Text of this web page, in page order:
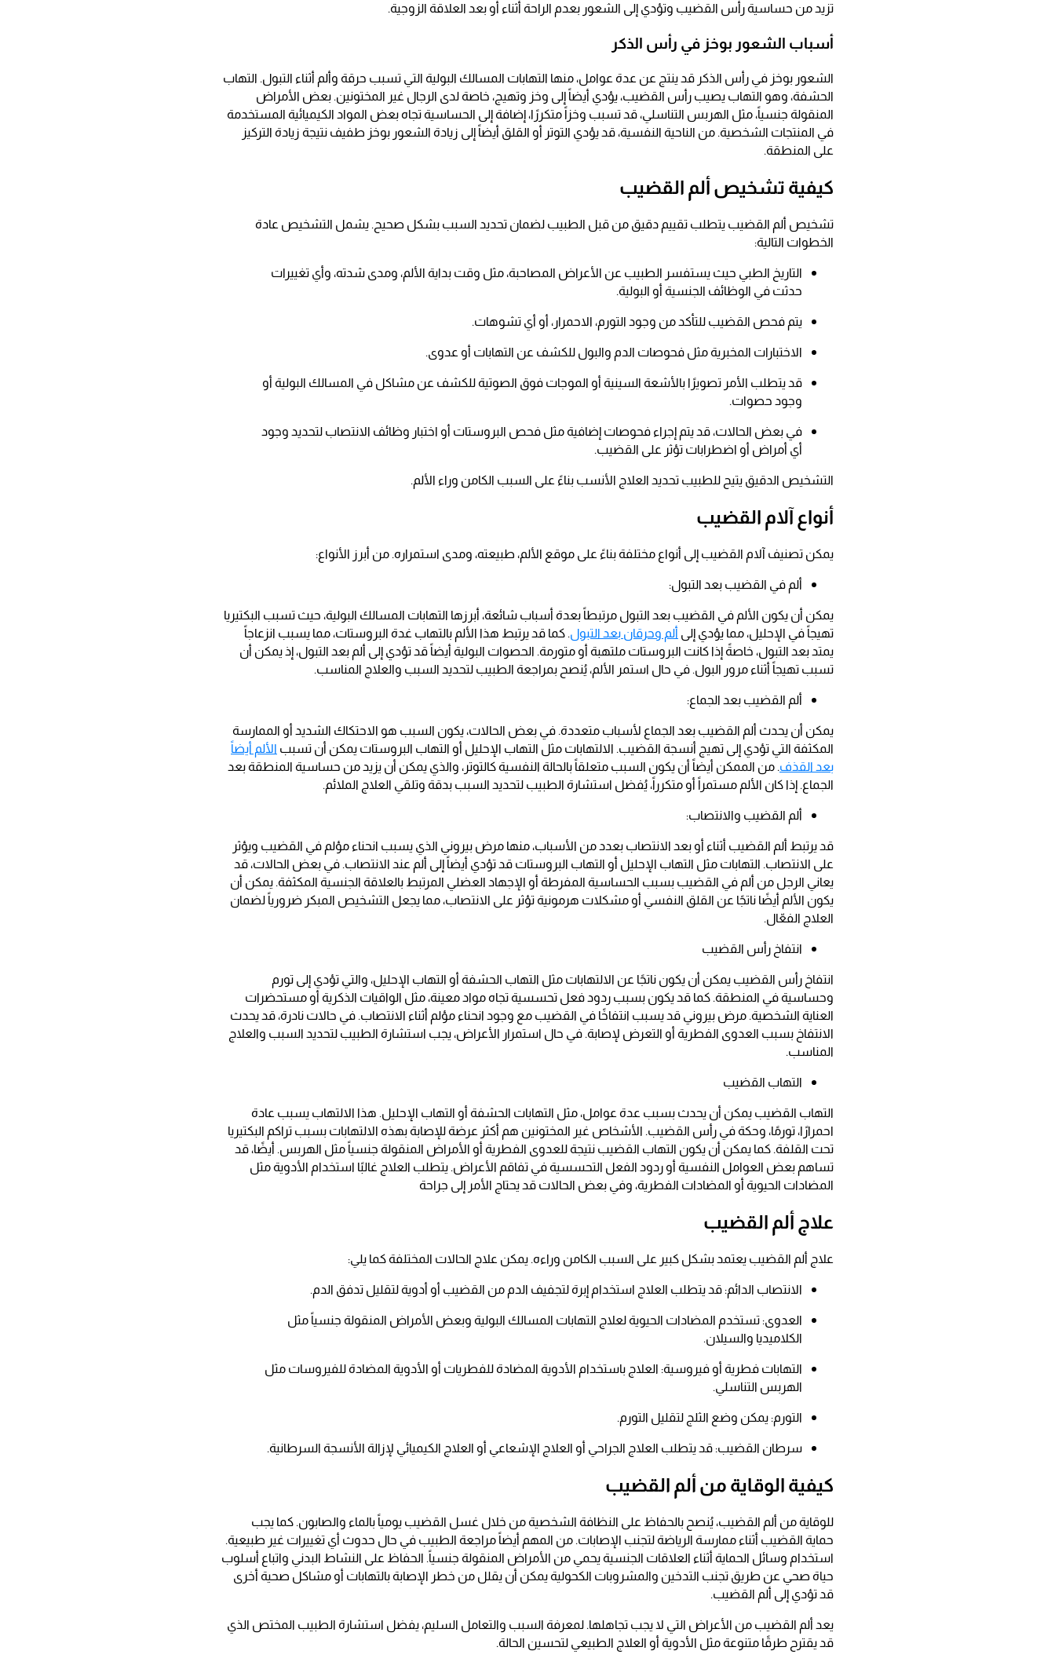
تزيد من حساسية رأس القضيب وتؤدي إلى الشعور بعدم الراحة أثناء أو بعد العلاقة الزوجية.
أسباب الشعور بوخز في رأس الذكر
الشعور بوخز في رأس الذكر قد ينتج عن عدة عوامل، منها التهابات المسالك البولية التي تسبب حرقة وألم أثناء التبول. التهاب
الحشفة، وهو التهاب يصيب رأس القضيب، يؤدي أيضاً إلى وخز وتهيج، خاصة لدى الرجال غير المختونين. بعض الأمراض
المنقولة جنسياً، مثل الهربس التناسلي، قد تسبب وخزاً متكررًا، إضافة إلى الحساسية تجاه بعض المواد الكيميائية المستخدمة
في المنتجات الشخصية. من الناحية النفسية، قد يؤدي التوتر أو القلق أيضاً إلى زيادة الشعور بوخز طفيف نتيجة زيادة التركيز
على المنطقة.
كيفية تشخيص ألم القضيب
تشخيص ألم القضيب يتطلب تقييم دقيق من قبل الطبيب لضمان تحديد السبب بشكل صحيح. يشمل التشخيص عادة
الخطوات التالية:
التاريخ الطبي حيث يستفسر الطبيب عن الأعراض المصاحبة، مثل وقت بداية الألم، ومدى شدته، وأي تغييرات
حدثت في الوظائف الجنسية أو البولية.
يتم فحص القضيب للتأكد من وجود التورم، الاحمرار، أو أي تشوهات.
الاختبارات المخبرية مثل فحوصات الدم والبول للكشف عن التهابات أو عدوى.
قد يتطلب الأمر تصويرًا بالأشعة السينية أو الموجات فوق الصوتية للكشف عن مشاكل في المسالك البولية أو
وجود حصوات.
في بعض الحالات، قد يتم إجراء فحوصات إضافية مثل فحص البروستات أو اختبار وظائف الانتصاب لتحديد وجود
أي أمراض أو اضطرابات تؤثر على القضيب.
التشخيص الدقيق يتيح للطبيب تحديد العلاج الأنسب بناءً على السبب الكامن وراء الألم.
أنواع آلام القضيب
يمكن تصنيف آلام القضيب إلى أنواع مختلفة بناءً على موقع الألم، طبيعته، ومدى استمراره. من أبرز الأنواع:
ألم في القضيب بعد التبول:
يمكن أن يكون الألم في القضيب بعد التبول مرتبطاً بعدة أسباب شائعة، أبرزها التهابات المسالك البولية، حيث تسبب البكتيريا
تهيجاً في الإحليل، مما يؤدي إلى ألم وحرقان بعد التبول. كما قد يرتبط هذا الألم بالتهاب غدة البروستات، مما يسبب انزعاجاً
يمتد بعد التبول، خاصةً إذا كانت البروستات ملتهبة أو متورمة. الحصوات البولية أيضاً قد تؤدي إلى ألم بعد التبول، إذ يمكن أن
تسبب تهيجاً أثناء مرور البول. في حال استمر الألم، يُنصح بمراجعة الطبيب لتحديد السبب والعلاج المناسب.
ألم القضيب بعد الجماع:
يمكن أن يحدث ألم القضيب بعد الجماع لأسباب متعددة. في بعض الحالات، يكون السبب هو الاحتكاك الشديد أو الممارسة
المكثفة التي تؤدي إلى تهيج أنسجة القضيب. الالتهابات مثل التهاب الإحليل أو التهاب البروستات يمكن أن تسبب الألم أيضاً
بعد القذف. من الممكن أيضاً أن يكون السبب متعلقاً بالحالة النفسية كالتوتر، والذي يمكن أن يزيد من حساسية المنطقة بعد
الجماع. إذا كان الألم مستمراً أو متكرراً، يُفضل استشارة الطبيب لتحديد السبب بدقة وتلقي العلاج الملائم.
ألم القضيب والانتصاب:
قد يرتبط ألم القضيب أثناء أو بعد الانتصاب بعدد من الأسباب، منها مرض بيروني الذي يسبب انحناء مؤلم في القضيب ويؤثر
على الانتصاب. التهابات مثل التهاب الإحليل أو التهاب البروستات قد تؤدي أيضاً إلى ألم عند الانتصاب. في بعض الحالات، قد
يعاني الرجل من ألم في القضيب بسبب الحساسية المفرطة أو الإجهاد العضلي المرتبط بالعلاقة الجنسية المكثفة. يمكن أن
يكون الألم أيضًا ناتجًا عن القلق النفسي أو مشكلات هرمونية تؤثر على الانتصاب، مما يجعل التشخيص المبكر ضرورياً لضمان
العلاج الفعّال.
انتفاخ رأس القضيب
انتفاخ رأس القضيب يمكن أن يكون ناتجًا عن الالتهابات مثل التهاب الحشفة أو التهاب الإحليل، والتي تؤدي إلى تورم
وحساسية في المنطقة. كما قد يكون بسبب ردود فعل تحسسية تجاه مواد معينة، مثل الواقيات الذكرية أو مستحضرات
العناية الشخصية. مرض بيروني قد يسبب انتفاخًا في القضيب مع وجود انحناء مؤلم أثناء الانتصاب. في حالات نادرة، قد يحدث
الانتفاخ بسبب العدوى الفطرية أو التعرض لإصابة. في حال استمرار الأعراض، يجب استشارة الطبيب لتحديد السبب والعلاج
المناسب.
التهاب القضيب
التهاب القضيب يمكن أن يحدث بسبب عدة عوامل، مثل التهابات الحشفة أو التهاب الإحليل. هذا الالتهاب يسبب عادة
احمرارًا، تورمًا، وحكة في رأس القضيب. الأشخاص غير المختونين هم أكثر عرضة للإصابة بهذه الالتهابات بسبب تراكم البكتيريا
تحت القلفة. كما يمكن أن يكون التهاب القضيب نتيجة للعدوى الفطرية أو الأمراض المنقولة جنسياً مثل الهربس. أيضًا، قد
تساهم بعض العوامل النفسية أو ردود الفعل التحسسية في تفاقم الأعراض. يتطلب العلاج غالبًا استخدام الأدوية مثل
المضادات الحيوية أو المضادات الفطرية، وفي بعض الحالات قد يحتاج الأمر إلى جراحة
علاج ألم القضيب
علاج ألم القضيب يعتمد بشكل كبير على السبب الكامن وراءه. يمكن علاج الحالات المختلفة كما يلي:
الانتصاب الدائم: قد يتطلب العلاج استخدام إبرة لتجفيف الدم من القضيب أو أدوية لتقليل تدفق الدم.
العدوى: تستخدم المضادات الحيوية لعلاج التهابات المسالك البولية وبعض الأمراض المنقولة جنسياً مثل
الكلاميديا والسيلان.
التهابات فطرية أو فيروسية: العلاج باستخدام الأدوية المضادة للفطريات أو الأدوية المضادة للفيروسات مثل
الهربس التناسلي.
التورم: يمكن وضع الثلج لتقليل التورم.
سرطان القضيب: قد يتطلب العلاج الجراحي أو العلاج الإشعاعي أو العلاج الكيميائي لإزالة الأنسجة السرطانية.
كيفية الوقاية من ألم القضيب
للوقاية من ألم القضيب، يُنصح بالحفاظ على النظافة الشخصية من خلال غسل القضيب يومياً بالماء والصابون. كما يجب
حماية القضيب أثناء ممارسة الرياضة لتجنب الإصابات. من المهم أيضاً مراجعة الطبيب في حال حدوث أي تغييرات غير طبيعية.
استخدام وسائل الحماية أثناء العلاقات الجنسية يحمي من الأمراض المنقولة جنسياً. الحفاظ على النشاط البدني واتباع أسلوب
حياة صحي عن طريق تجنب التدخين والمشروبات الكحولية يمكن أن يقلل من خطر الإصابة بالتهابات أو مشاكل صحية أخرى
قد تؤدي إلى ألم القضيب.
يعد ألم القضيب من الأعراض التي لا يجب تجاهلها. لمعرفة السبب والتعامل السليم، يفضل استشارة الطبيب المختص الذي
قد يقترح طرقًا متنوعة مثل الأدوية أو العلاج الطبيعي لتحسين الحالة.